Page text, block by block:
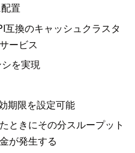
置
互換のキャッシュクラスタ
ービス
を実現
期限を設定可能
ときにその分スループット
が発生する